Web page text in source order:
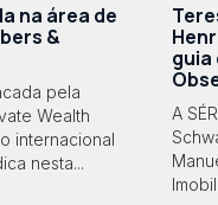
na área de
&
pela
Wealth
internacional
nesta...
A